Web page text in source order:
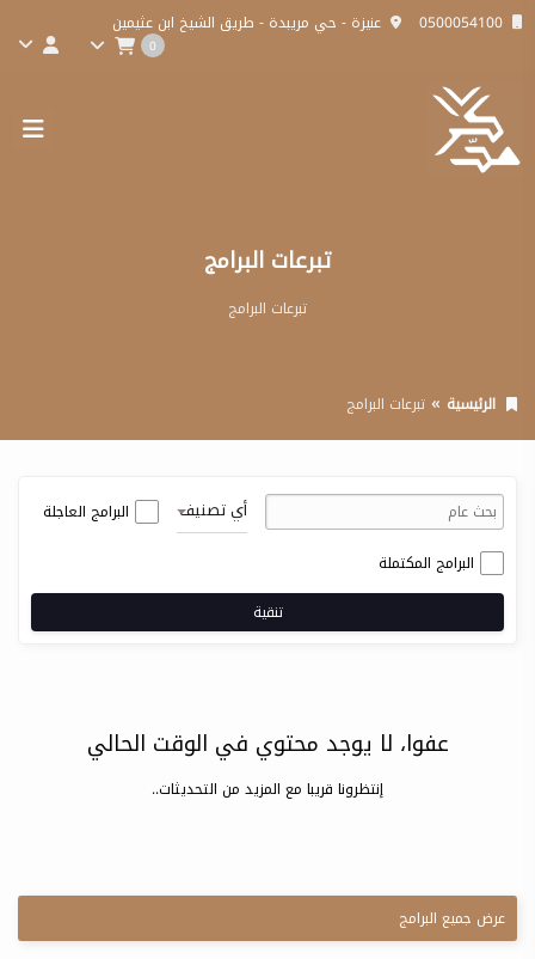
0500054100 عنيزة - حي مريبدة - طريق الشيخ ابن عثيمين
0
تبرعات البرامج
تبرعات البرامج
الرئيسية تبرعات البرامج
أي تصنيف
البرامج العاجلة
البرامج المكتملة
تنقية
عفوا، لا يوجد محتوي في الوقت الحالي
إنتظرونا قريبا مع المزيد من التحديثات..
عرض جميع البرامج